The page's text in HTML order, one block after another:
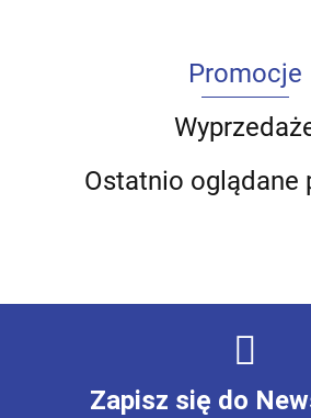
Promocje
Ostatnio oglądane
Zapisz się do